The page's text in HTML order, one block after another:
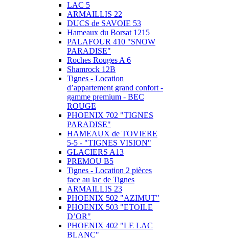
LAC 5
ARMAILLIS 22
DUCS de SAVOIE 53
Hameaux du Borsat 1215
PALAFOUR 410 "SNOW
PARADISE"
Roches Rouges A 6
Shamrock 12B
Tignes - Location
d’appartement grand confort -
gamme premium - BEC
ROUGE
PHOENIX 702 "TIGNES
PARADISE"
HAMEAUX de TOVIERE
5-5 - "TIGNES VISION"
GLACIERS A13
PREMOU B5
Tignes - Location 2 pièces
face au lac de Tignes
ARMAILLIS 23
PHOENIX 502 "AZIMUT"
PHOENIX 503 "ETOILE
D’OR"
PHOENIX 402 "LE LAC
BLANC"